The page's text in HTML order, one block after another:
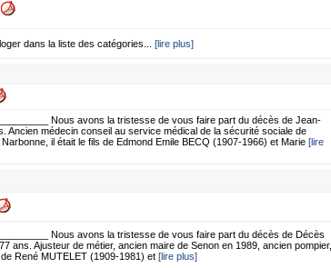
dans la liste des catégories... [lire plus]
Nous avons la tristesse de vous faire part du décès de Jean-
Ancien médecin conseil au service médical de la sécurité sociale de
il était le fils de Edmond Emile BECQ (1907-1966) et Marie [lire
Nous avons la tristesse de vous faire part du décès de Décès
ans. Ajusteur de métier, ancien maire de Senon en 1989, ancien pompier,
René MUTELET (1909-1981) et [lire plus]